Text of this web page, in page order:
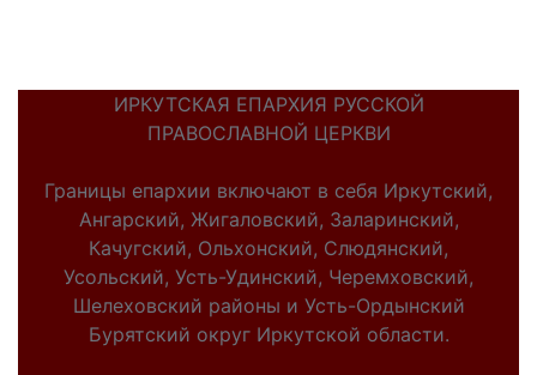
ИРКУТСКАЯ ЕПАРХИЯ РУССКОЙ
ПРАВОСЛАВНОЙ ЦЕРКВИ
Границы епархии включают в себя Иркутский,
Ангарский, Жигаловский, Заларинский,
Качугский, Ольхонский, Слюдянский,
Усольский, Усть-Удинский, Черемховский,
Шелеховский районы и Усть-Ордынский
Бурятский округ Иркутской области.